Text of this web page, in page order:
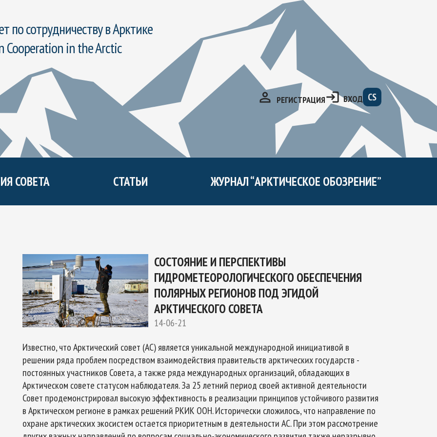
сотрудничеству в Арктике
in the Arctic
РЕГИСТРАЦИЯ ВХОД CS
РОССИЙСКОЙ ФЕДЕРАЦИИ И ОБЕСПЕЧЕНИЯ НАЦИОНАЛЬНОЙ БЕЗОПАСНОСТИ НА ПЕРИОД ДО 2035
СОВЕТА СТАТЬИ ЖУРНАЛ “АРКТИЧЕСКОЕ ОБОЗРЕНИЕ”
СОСТОЯНИЕ И ПЕРСПЕКТИВЫ
ГИДРОМЕТЕОРОЛОГИЧЕСКОГО ОБЕСПЕЧЕНИЯ
ПОЛЯРНЫХ РЕГИОНОВ ПОД ЭГИДОЙ
АРКТИЧЕСКОГО СОВЕТА
14-06-21
Известно, что Арктический совет (АС) является уникальной международной инициативой в
решении ряда проблем посредством взаимодействия правительств арктических государств -
постоянных участников Совета, а также ряда международных организаций, обладающих в
Арктическом совете статусом наблюдателя. За 25 летний период своей активной деятельности
Совет продемонстрировал высокую эффективность в реализации принципов устойчивого развития
в Арктическом регионе в рамках решений РКИК ООН. Исторически сложилось, что направление по
охране арктических экосистем остается приоритетным в деятельности АС. При этом рассмотрение